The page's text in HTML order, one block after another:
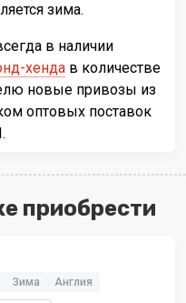
зима.
в наличии
хенда в количестве
новые привозы из
оптовых поставок
приобрести
Зима Англия